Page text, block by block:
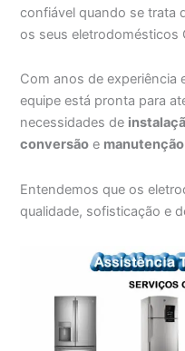
confiável quando se trata
os seus eletrodomésticos
Com anos de experiência
equipe está pronta para
necessidades de
conversão e manutenção
Entendemos que os
qualidade, sofisticação e